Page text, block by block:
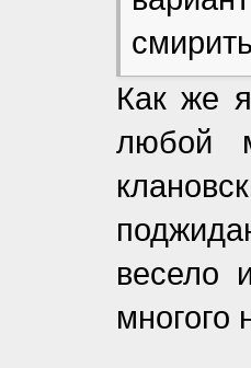
Как же
любой
весело
многого